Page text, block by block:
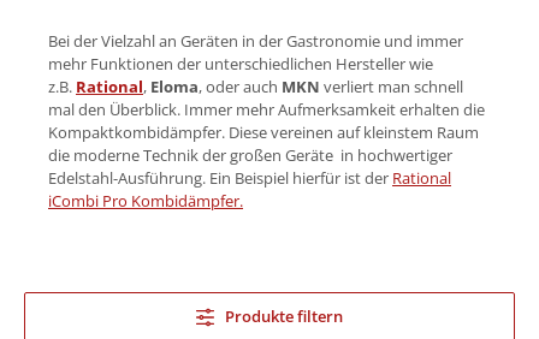
Bei der Vielzahl an Geräten in der Gastronomie und immer
mehr Funktionen der unterschiedlichen Hersteller wie
z.B. Rational, Eloma, oder auch MKN verliert man schnell
mal den Überblick. Immer mehr Aufmerksamkeit erhalten die
Kompaktkombidämpfer. Diese vereinen auf kleinstem Raum
die moderne Technik der großen Geräte in hochwertiger
Edelstahl-Ausführung. Ein Beispiel hierfür ist der Rational
iCombi Pro Kombidämpfer.
Produkte filtern